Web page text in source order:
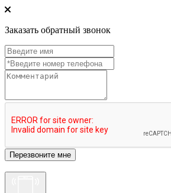
Заказать обратный звонок